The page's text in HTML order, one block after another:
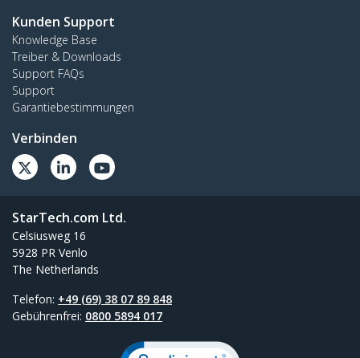
Kunden Support
Knowledge Base
Treiber & Downloads
Support FAQs
Support
Garantiebestimmungen
Verbinden
StarTech.com Ltd.
Celsiusweg 16
5928 PR Venlo
The Netherlands
Telefon: +49 (69) 38 07 89 848
Gebührenfrei: 0800 5894 017